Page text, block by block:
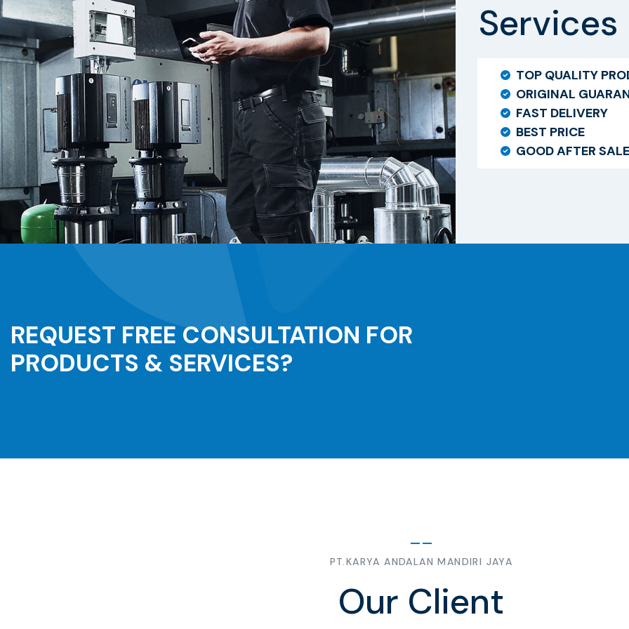
Services
TOP QUALITY
ORIGINAL
FAST DELIVERY
BEST PRICE
GOOD AFTER
REQUEST FREE CONSULTATION FOR
PRODUCTS & SERVICES?
PT.KARYA ANDALAN MANDIRI JAYA
Our Client